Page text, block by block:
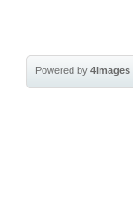
Powered by4images